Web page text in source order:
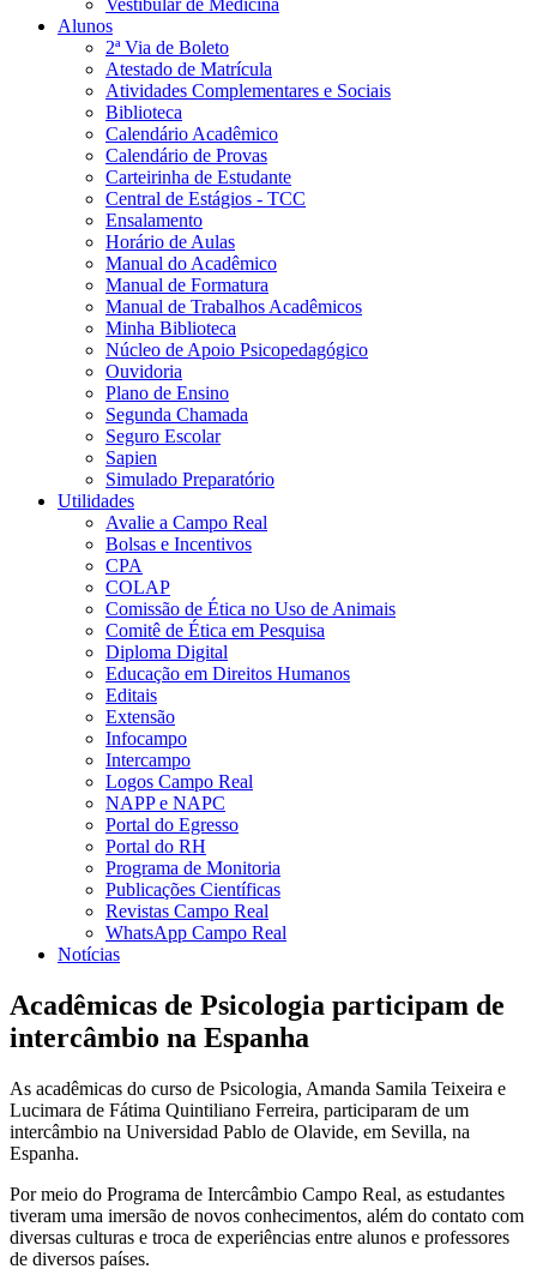
Alunos
2ª Via de Boleto
Atestado de Matrícula
Atividades Complementares e Sociais
Biblioteca
Calendário Acadêmico
Calendário de Provas
Carteirinha de Estudante
Central de Estágios - TCC
Ensalamento
Horário de Aulas
Manual do Acadêmico
Manual de Formatura
Manual de Trabalhos Acadêmicos
Minha Biblioteca
Núcleo de Apoio Psicopedagógico
Ouvidoria
Plano de Ensino
Segunda Chamada
Seguro Escolar
Sapien
Simulado Preparatório
Utilidades
Avalie a Campo Real
Bolsas e Incentivos
CPA
COLAP
Comissão de Ética no Uso de Animais
Comitê de Ética em Pesquisa
Diploma Digital
Educação em Direitos Humanos
Editais
Extensão
Infocampo
Intercampo
Logos Campo Real
NAPP e NAPC
Portal do Egresso
Portal do RH
Programa de Monitoria
Publicações Científicas
Revistas Campo Real
WhatsApp Campo Real
Notícias
Acadêmicas de Psicologia participam de
intercâmbio na Espanha
As acadêmicas do curso de Psicologia, Amanda Samila Teixeira e
Lucimara de Fátima Quintiliano Ferreira, participaram de um
intercâmbio na Universidad Pablo de Olavide, em Sevilla, na
Espanha.
Por meio do Programa de Intercâmbio Campo Real, as estudantes
tiveram uma imersão de novos conhecimentos, além do contato com
diversas culturas e troca de experiências entre alunos e professores
de diversos países.